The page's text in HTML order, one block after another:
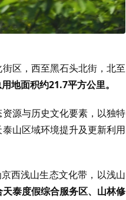
区，西至黑石头北街，北至
地面积约21.7平方公里。
源与历史文化要素，以独特
山区域环境提升及更新利用
西浅山生态文化带，以浅山
泰度假综合服务区、山林修